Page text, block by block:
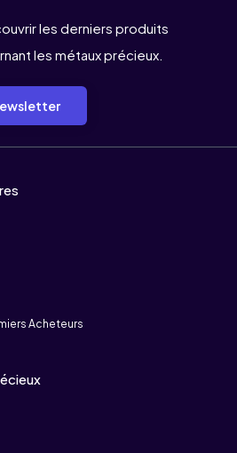
les derniers produits
les métaux précieux.
Acheteurs